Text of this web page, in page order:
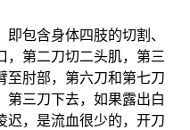
包含身体四肢的切割、
，第二刀切二头肌，第三
至肘部，第六刀和第七刀
第三刀下去，如果露出白
迟，是流血很少的，开刀